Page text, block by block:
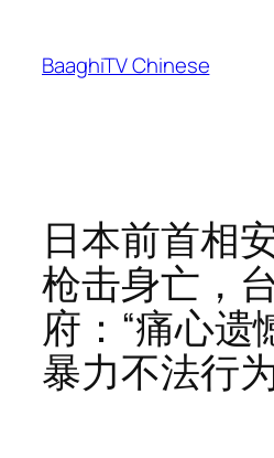
content
BaaghiTV Chinese
日本前首相
枪击身亡，
府：“痛心遗
暴力不法行